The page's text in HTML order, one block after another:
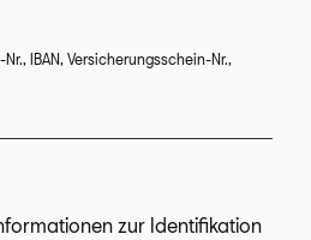
IBAN, Versicherungsschein-Nr.,
zur Identifikation